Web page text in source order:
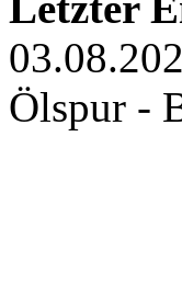
Ölspur -